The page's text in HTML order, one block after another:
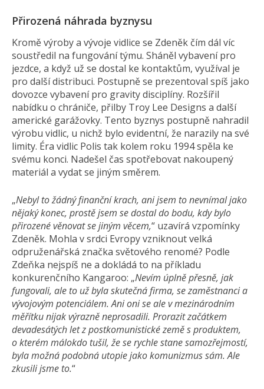
Přirozená náhrada byznysu
Kromě výroby a vývoje vidlice se Zdeněk čím dál víc
soustředil na fungování týmu. Sháněl vybavení pro
jezdce, a když už se dostal ke kontaktům, využíval je
pro další distribuci. Postupně se prezentoval spíš jako
dovozce vybavení pro gravity disciplíny. Rozšířil
nabídku o chrániče, přilby Troy Lee Designs a další
americké garážovky. Tento byznys postupně nahradil
výrobu vidlic, u nichž bylo evidentní, že narazily na své
limity. Éra vidlic Polis tak kolem roku 1994 spěla ke
svému konci. Nadešel čas spotřebovat nakoupený
materiál a vydat se jiným směrem.
„Nebyl to žádný finanční krach, ani jsem to nevnímal jako
nějaký konec, prostě jsem se dostal do bodu, kdy bylo
přirozené věnovat se jiným věcem,“ uzavírá vzpomínky
Zdeněk. Mohla v srdci Evropy vzniknout velká
odpruženářská značka světového renomé? Podle
Zdeňka nejspíš ne a dokládá to na příkladu
konkurenčního Kangaroo: „Nevím úplně přesně, jak
fungovali, ale to už byla skutečná firma, se zaměstnanci a
vývojovým potenciálem. Ani oni se ale v mezinárodním
měřítku nijak výrazně neprosadili. Prorazit začátkem
devadesátých let z postkomunistické země s produktem,
o kterém málokdo tušil, že se rychle stane samozřejmostí,
byla možná podobná utopie jako komunizmus sám. Ale
zkusili jsme to.“